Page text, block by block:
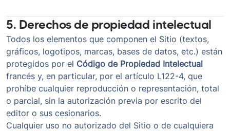
5. Derechos de propiedad intelectual
Todos los elementos que componen el Sitio (textos,
gráficos, logotipos, marcas, bases de datos, etc.) están
protegidos por el Código de Propiedad Intelectual
francés y, en particular, por el artículo L122-4, que
prohíbe cualquier reproducción o representación, total
o parcial, sin la autorización previa por escrito del
editor o sus cesionarios.
Cualquier uso no autorizado del Sitio o de cualquiera